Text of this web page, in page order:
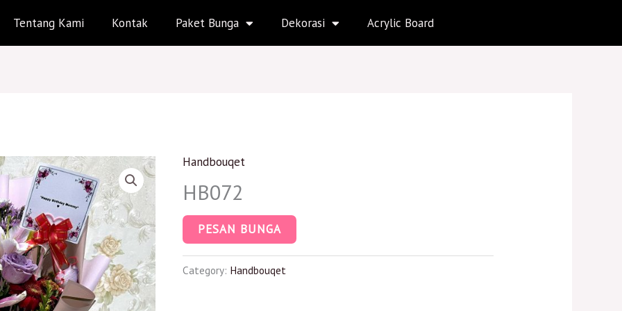
Tentang Kami Kontak Paket Bunga Dekorasi Acrylic Board
Handbouqet
HB072
PESAN BUNGA
Category: Handbouqet